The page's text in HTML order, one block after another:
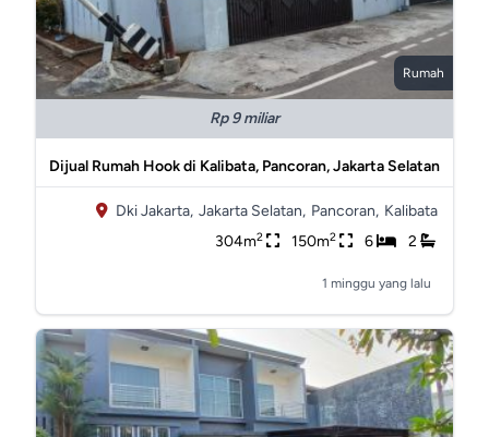
Rumah
Rp 9 miliar
Dijual Rumah Hook di Kalibata, Pancoran, Jakarta Selatan
Dki Jakarta, Jakarta Selatan, Pancoran, Kalibata
304m2 150m2 6 2
1 minggu yang lalu